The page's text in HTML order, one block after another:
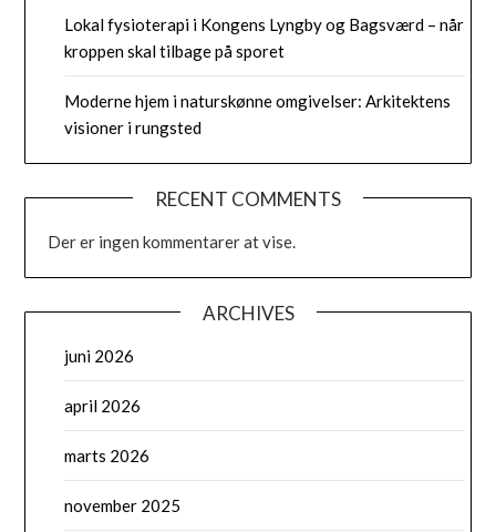
Lokal fysioterapi i Kongens Lyngby og Bagsværd – når
kroppen skal tilbage på sporet
Moderne hjem i naturskønne omgivelser: Arkitektens
visioner i rungsted
RECENT COMMENTS
Der er ingen kommentarer at vise.
ARCHIVES
juni 2026
april 2026
marts 2026
november 2025